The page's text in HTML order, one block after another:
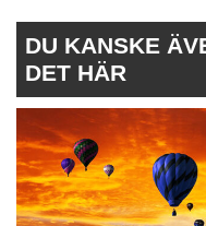
DU KANSKE
DET HÄR